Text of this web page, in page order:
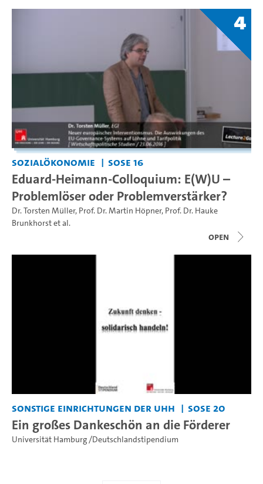
4
Sozialökonomie SoSe 16
Eduard-Heimann-Colloquium: E(W)U –
Problemlöser oder Problemverstärker?
Dr. Torsten Müller, Prof. Dr. Martin Höpner, Prof. Dr. Hauke
Brunkhorstet al.
open
Sonstige Einrichtungen der UHH SoSe 20
Ein großes Dankeschön an die Förderer
Universität Hamburg /Deutschlandstipendium